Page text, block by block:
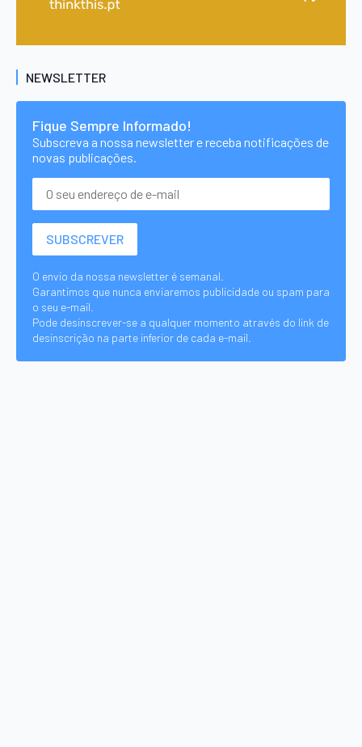
NEWSLETTER
Fique Sempre Informado!
Subscreva a nossa newsletter e receba notificações de
novas publicações.
O envio da nossa newsletter é semanal.
Garantimos que nunca enviaremos publicidade ou spam para
o seu e-mail.
Pode desinscrever-se a qualquer momento através do link de
desinscrição na parte inferior de cada e-mail.